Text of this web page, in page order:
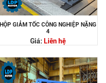
HỘP GIẢM TỐC CÔNG NGHIỆP NẶNG
4
Giá: Liên hệ